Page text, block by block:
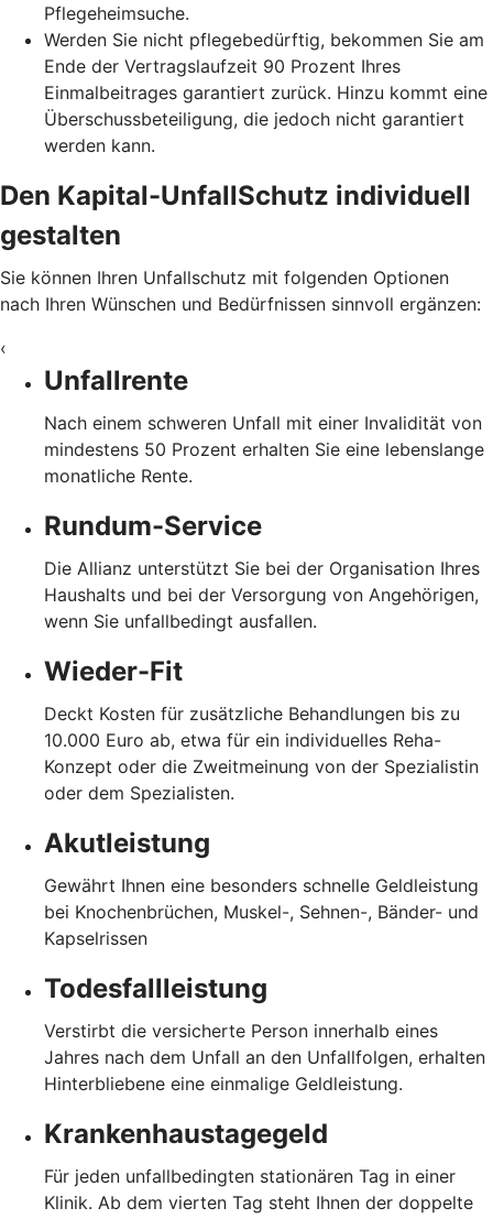
Pflegeheimsuche.
Werden Sie nicht pflegebedürftig, bekommen Sie am
Ende der Vertragslaufzeit 90 Prozent Ihres
Einmalbeitrages garantiert zurück. Hinzu kommt eine
Überschussbeteiligung, die jedoch nicht garantiert
werden kann.
Den Kapital-UnfallSchutz individuell
gestalten
Sie können Ihren Unfallschutz mit folgenden Optionen
nach Ihren Wünschen und Bedürfnissen sinnvoll ergänzen:
‹
Unfallrente
Nach einem schweren Unfall mit einer Invalidität von
mindestens 50 Prozent erhalten Sie eine lebenslange
monatliche Rente.
Rundum-Service
Die Allianz unterstützt Sie bei der Organisation Ihres
Haushalts und bei der Versorgung von Angehörigen,
wenn Sie unfallbedingt ausfallen.
Wieder-Fit
Deckt Kosten für zusätzliche Behandlungen bis zu
10.000 Euro ab, etwa für ein individuelles Reha-
Konzept oder die Zweitmeinung von der Spezialistin
oder dem Spezialisten.
Akutleistung
Gewährt Ihnen eine besonders schnelle Geldleistung
bei Knochenbrüchen, Muskel-, Sehnen-, Bänder- und
Kapselrissen
Todesfallleistung
Verstirbt die versicherte Person innerhalb eines
Jahres nach dem Unfall an den Unfallfolgen, erhalten
Hinterbliebene eine einmalige Geldleistung.
Krankenhaustagegeld
Für jeden unfallbedingten stationären Tag in einer
Klinik. Ab dem vierten Tag steht Ihnen der doppelte